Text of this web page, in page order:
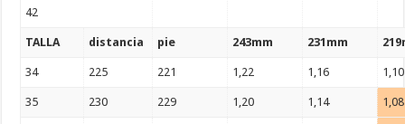
42
TALLA distancia pie 243mm 231mm
34 225 221 1,22 1,16 1,10
35 230 229 1,20 1,14 1,08